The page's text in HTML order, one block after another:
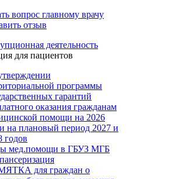
вопрос главному врачу
отзыв
деятельность
для пациентов
программы
гарантий
оказания гражданам
помощи на 2026
на плановый период 2027 и
годов
мед.помощи в ГБУЗ МГБ
для граждан о